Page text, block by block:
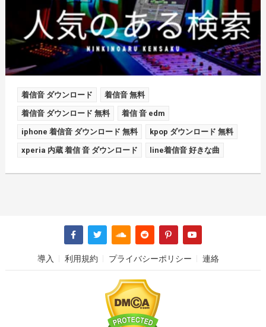
着信音 ダウンロード 着信音 無料
着信音 ダウンロード 無料 着信 音 edm
iphone 着信音 ダウンロード 無料 kpop ダウンロード 無料
xperia 内蔵 着信 音 ダウンロード line着信音 好きな曲
導入 利用規約 プライバシーポリシー 連絡